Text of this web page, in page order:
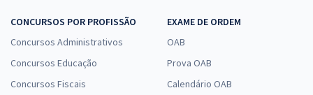
CONCURSOS POR PROFISSÃO
Concursos Administrativos
Concursos Educação
Concursos Fiscais
EXAME DE ORDEM
OAB
Prova OAB
Calendário OAB